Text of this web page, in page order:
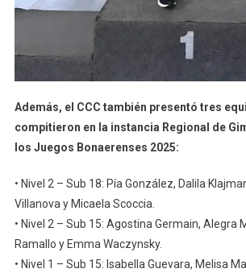
Además, el CCC también presentó tres
compitieron en la instancia Regional de
los Juegos Bonaerenses 2025:
• Nivel 2 – Sub 18: Pía González, Dalila
Villanova y Micaela Scoccia.
• Nivel 2 – Sub 15: Agostina Germain, Alegra
Ramallo y Emma Waczynsky.
• Nivel 1 – Sub 15: Isabella Guevara, Melisa